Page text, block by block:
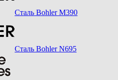
Сталь Bohler M390
Сталь Bohler N695